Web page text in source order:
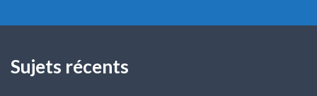
Sujets récents